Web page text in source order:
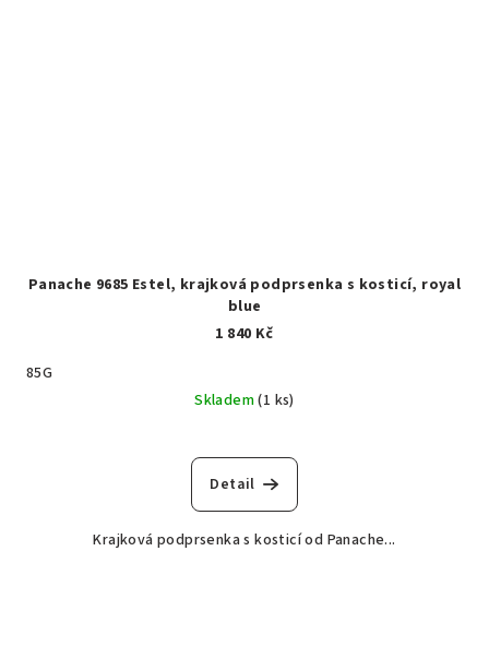
Panache 9685 Estel, krajková podprsenka s kosticí, royal
blue
1 840 Kč
85G
Skladem(1 ks)
Detail
Krajková podprsenka s kosticí od Panache...